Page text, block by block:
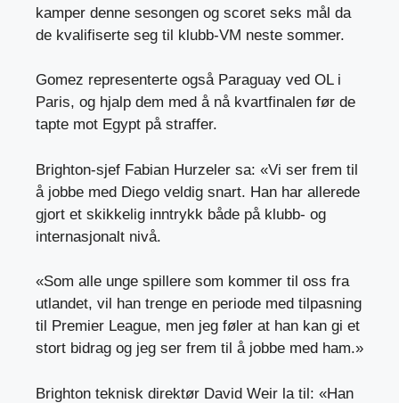
kamper denne sesongen og scoret seks mål da
de kvalifiserte seg til klubb-VM neste sommer.
Gomez representerte også Paraguay ved OL i
Paris, og hjalp dem med å nå kvartfinalen før de
tapte mot Egypt på straffer.
Brighton-sjef Fabian Hurzeler sa: «Vi ser frem til
å jobbe med Diego veldig snart. Han har allerede
gjort et skikkelig inntrykk både på klubb- og
internasjonalt nivå.
«Som alle unge spillere som kommer til oss fra
utlandet, vil han trenge en periode med tilpasning
til Premier League, men jeg føler at han kan gi et
stort bidrag og jeg ser frem til å jobbe med ham.»
Brighton teknisk direktør David Weir la til: «Han